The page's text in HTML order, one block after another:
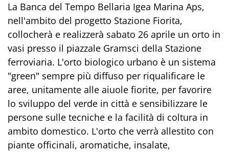
La Banca del Tempo Bellaria Igea Marina Aps,
nell'ambito del progetto Stazione Fiorita,
collocherà e realizzerà sabato 26 aprile un orto in
vasi presso il piazzale Gramsci della Stazione
ferroviaria. L'orto biologico urbano è un sistema
"green" sempre più diffuso per riqualificare le
aree, unitamente alle aiuole fiorite, per favorire
lo sviluppo del verde in città e sensibilizzare le
persone sulle tecniche e la facilità di coltura in
ambito domestico. L'orto che verrà allestito con
piante officinali, aromatiche, insalate,